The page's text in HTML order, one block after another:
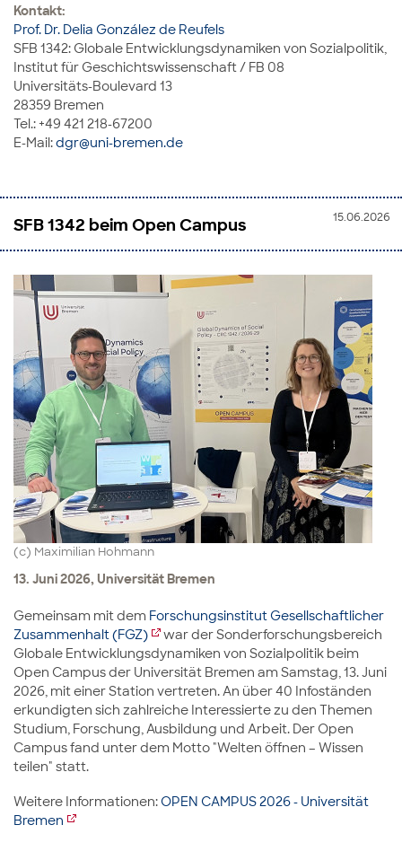
Kontakt:
Prof. Dr. Delia González de Reufels
SFB 1342: Globale Entwicklungsdynamiken von Sozialpolitik,
Institut für Geschichtswissenschaft / FB 08
Universitäts-Boulevard 13
28359 Bremen
Tel.: +49 421 218-67200
E-Mail:dgr@uni-bremen.de
15.06.2026
SFB 1342 beim Open Campus
(c) Maximilian Hohmann
13. Juni 2026, Universität Bremen
Gemeinsam mit dem Forschungsinstitut Gesellschaftlicher
Zusammenhalt (FGZ)
war der Sonderforschungsbereich
Globale Entwicklungsdynamiken von Sozialpolitik beim
Open Campus der Universität Bremen am Samstag, 13. Juni
2026, mit einer Station vertreten. An über 40 Infoständen
erkundigten sich zahlreiche Interessierte zu den Themen
Studium, Forschung, Ausbildung und Arbeit. Der Open
Campus fand unter dem Motto "Welten öffnen – Wissen
teilen" statt.
Weitere Informationen:OPEN CAMPUS 2026 - Universität
Bremen